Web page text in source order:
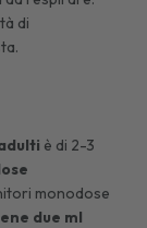
di
è di 2-3
monodose
due ml